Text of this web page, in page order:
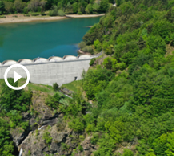
play_circle_outline